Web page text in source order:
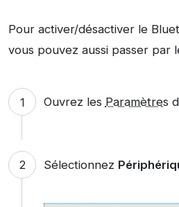
Pour activer/désactiver le
vous pouvez aussi passer par
Ouvrez les Paramètres
Sélectionnez